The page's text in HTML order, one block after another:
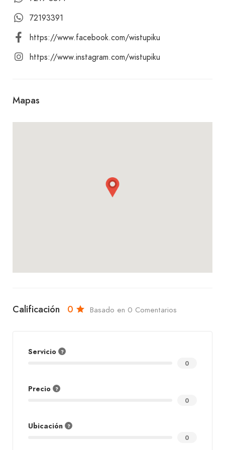
papilas gustativas y te dejará anhelando más. ¡Tus
papilas gustativas te lo agradecerán! ¡Te
esperamos!
72193391
https://www.facebook.com/wistupiku
https://www.instagram.com/wistupiku
Mapas
Calificación 0 Basado en 0 Comentarios
Servicio
0
Precio
0
Ubicación
0